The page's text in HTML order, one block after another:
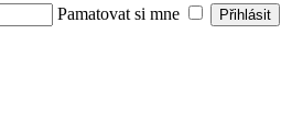
Pamatovat si mne